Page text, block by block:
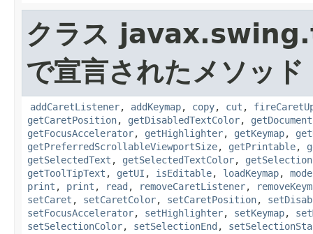
クラス
で宣言されたメソッド
addCaretListener, addKeymap, copy, cut ,
getCaretPosition, getDisabledTextColor, getDocument
getFocusAccelerator, getHighlighter, getKeymap,
getPreferredScrollableViewportSize, getPrintable,
getSelectedText , getSelectedTextColor,
getToolTipText , getUI , isEditable, loadKeymap,
print , print , read , removeCaretListener,
setCaret , setCaretColor, setCaretPosition,
setFocusAccelerator, setHighlighter, setKeymap,
setSelectionColor, setSelectionEnd ,